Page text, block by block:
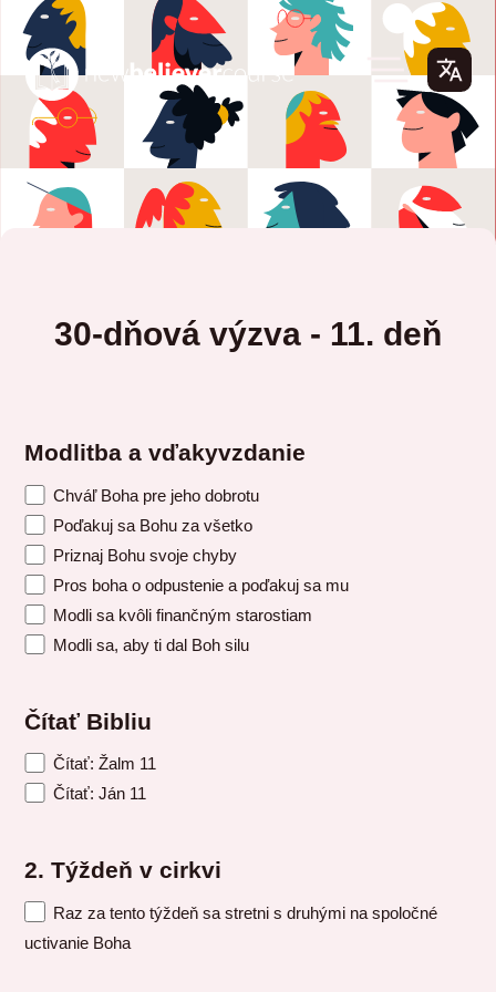
30-dňová výzva - 11. deň
Modlitba a vďakyvzdanie
Chváľ Boha pre jeho dobrotu
Poďakuj sa Bohu za všetko
Priznaj Bohu svoje chyby
Pros boha o odpustenie a poďakuj sa mu
Modli sa kvôli finančným starostiam
Modli sa, aby ti dal Boh silu
Čítať Bibliu
Čítať: Žalm 11
Čítať: Ján 11
2. Týždeň v cirkvi
Raz za tento týždeň sa stretni s druhými na spoločné
uctivanie Boha